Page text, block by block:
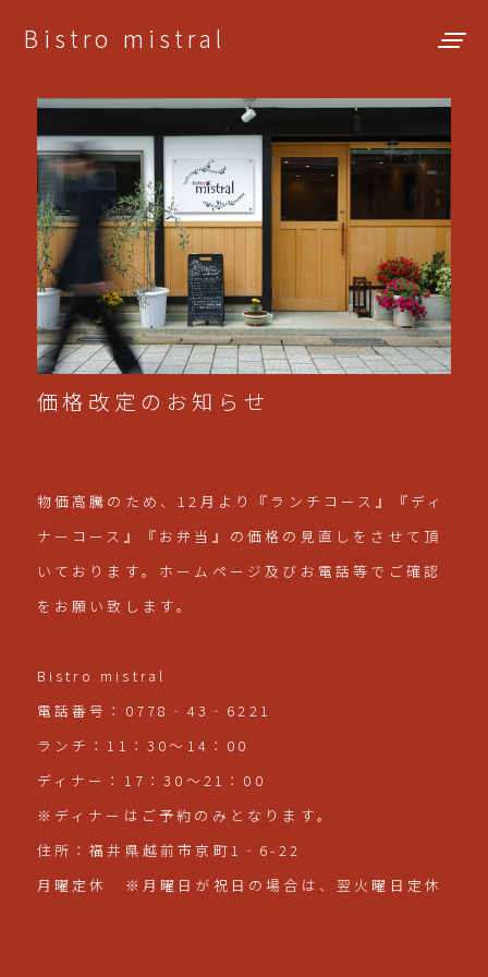
Bistro mistral
価格改定のお知らせ
物価高騰のため、12月より『ランチコース』『ディ
ナーコース』『お弁当』の価格の見直しをさせて頂
いております。ホームページ及びお電話等でご確認
をお願い致します。
Bistro mistral
電話番号：0778‐43‐6221
ランチ：11：30～14：00
ディナー：17：30～21：00
※ディナーはご予約のみとなります。
住所：福井県越前市京町1‐6-22
月曜定休 ※月曜日が祝日の場合は、翌火曜日定休